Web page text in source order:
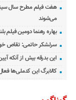
هفت فیلم مطرح سال
می‌شوند
بهاره رهنما دومین فیلم
سرلشکر حاتمی: تقاص
این بدرقه بیش از آنکه
کالابرگ این کدملی‌ها